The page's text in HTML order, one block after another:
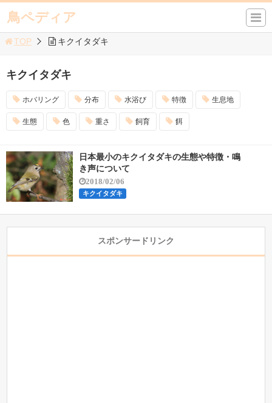
鳥ペディア
TOP キクイタダキ
キクイタダキ
ホバリング 分布 水浴び 特徴 生息地
生態 色 重さ 飼育 餌
日本最小のキクイタダキの生態や特徴・鳴
き声について
2018/02/06
キクイタダキ
スポンサードリンク